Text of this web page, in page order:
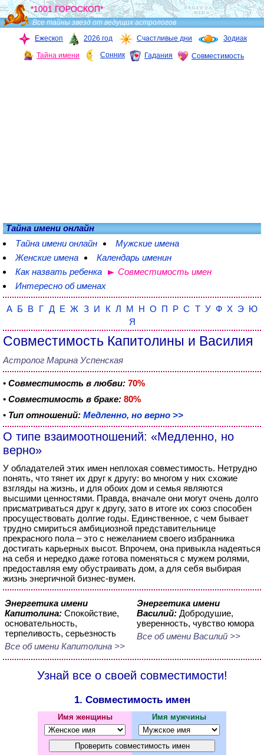
*1001 ГОРОСКОП*
Все тайны звезд от ведущих астрологов
Ежескоп
2026 год Счастливые дни Зодиак
Тайна имени Сонник Гадания Совместимость
Тайна имени онлайн
Тайна имени онлайн
Мужские имена
Женские имена
Календарь именин
Как назвать ребенка
Совместимость имен
Интересно об именах
А Б В Г Д Е Ж З И К Л М Н О П Р С Т У Ф Х Э Ю
Я
Совместимость Капитолины и Василия
Астролог Марина Успенская
• Совместимость в любви: 70%
• Совместимость в браке: 80%
• Тип отношений: Медленно, но верно >>
О типе взаимоотношений: «Медленно, но
верно»
У обладателей этих имен неплохая совместимость. Нетрудно
понять, что тянет их друг к другу: во многом у них схожие
взгляды на жизнь, и для обоих дом и семья являются
высшими ценностями. Правда, вначале они могут очень долго
присматриваться друг к другу, зато в итоге их союз способен
просуществовать долгие годы. Единственное, с чем бывает
трудно смириться амбициозной представительнице
прекрасного пола – это с нежеланием своего избранника
достигать карьерных высот. Впрочем, она привыкла надеяться
на себя и нередко даже готова поменяться с мужем ролями,
предоставляя ему обустраивать дом, а для себя выбирая
жизнь энергичной бизнес-вумен.
Энергетика имени
Капитолина: Спокойствие,
основательность,
терпеливость, серьезность
Все об имени Капитолина >>
Энергетика имени
Василий: Добродушие,
уверенность, чувство юмора
Все об имени Василий >>
Узнай все о своей совместимости!
1. Совместимость имен
Имя женщины Имя мужчины